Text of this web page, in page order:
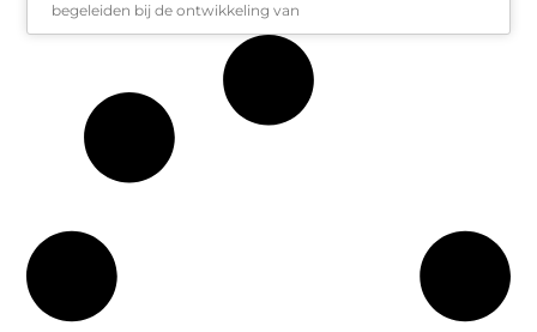
begeleiden bij de ontwikkeling van